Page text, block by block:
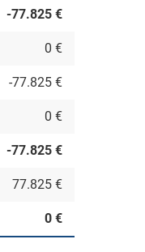
-77.825 €
0 €
-77.825 €
0 €
-77.825 €
77.825 €
0 €